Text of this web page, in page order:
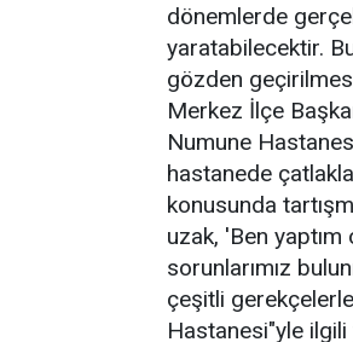
dönemlerde
yaratabilecektir.
gözden
Merkez İlçe
Numune
hastanede
konusunda
uzak, 'Ben
sorunlarımız
çeşitli gerekçelerle
Hastanesi"yle